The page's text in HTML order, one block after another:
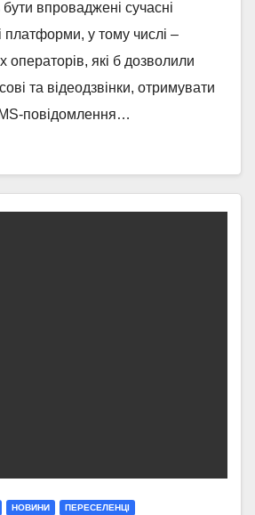
впроваджені сучасні
платформи, у тому числі –
операторів, які б дозволили
та відеодзвінки, отримувати
повідомлення…
НОВИНИ ПЕРЕСЕЛЕНЦІ